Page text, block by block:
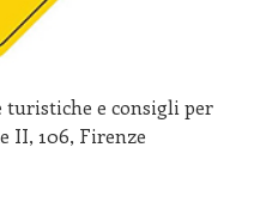
turistiche e consigli per
II, 106, Firenze